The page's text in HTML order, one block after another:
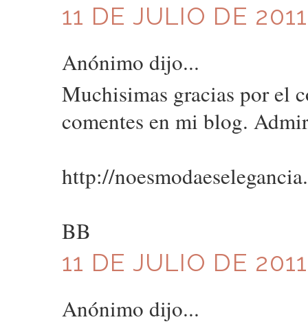
11 DE JULIO DE
Anónimo dijo...
Muchisimas gracias por el
comentes en mi blog.
http://
BB
11 DE JULIO DE
Anónimo dijo...